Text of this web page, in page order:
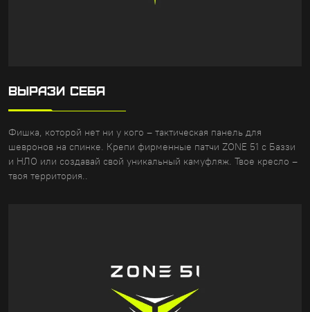
ВЫРАЗИ СЕБЯ
Фишка, которой нет ни у кого – тактическая панель для
шевронов на спинке. Крепи фирменные патчи ZONE 51 с Баззи
и НЛО или создавай свой уникальный камуфляж. Твое кресло –
твоя территория..